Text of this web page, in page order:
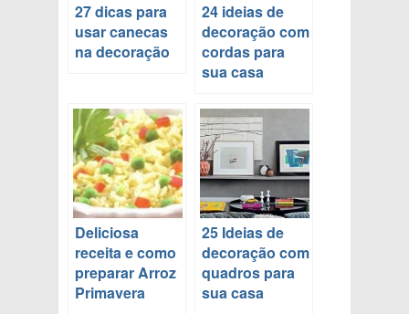
27 dicas para
usar canecas
na decoração
24 ideias de
decoração com
cordas para
sua casa
Deliciosa
receita e como
preparar Arroz
Primavera
25 Ideias de
decoração com
quadros para
sua casa